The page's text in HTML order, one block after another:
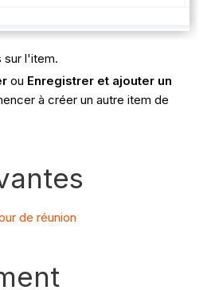
sur l'item.
ou Enregistrer et ajouter un
à créer un autre item de
de réunion